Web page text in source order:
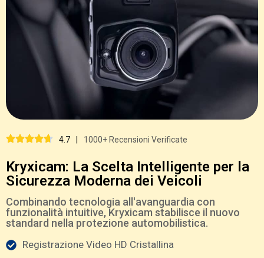
4.7 1000+ Recensioni Verificate
Kryxicam: La Scelta Intelligente per la
Sicurezza Moderna dei Veicoli
Combinando tecnologia all'avanguardia con
funzionalità intuitive, Kryxicam stabilisce il nuovo
standard nella protezione automobilistica.
Registrazione Video HD Cristallina